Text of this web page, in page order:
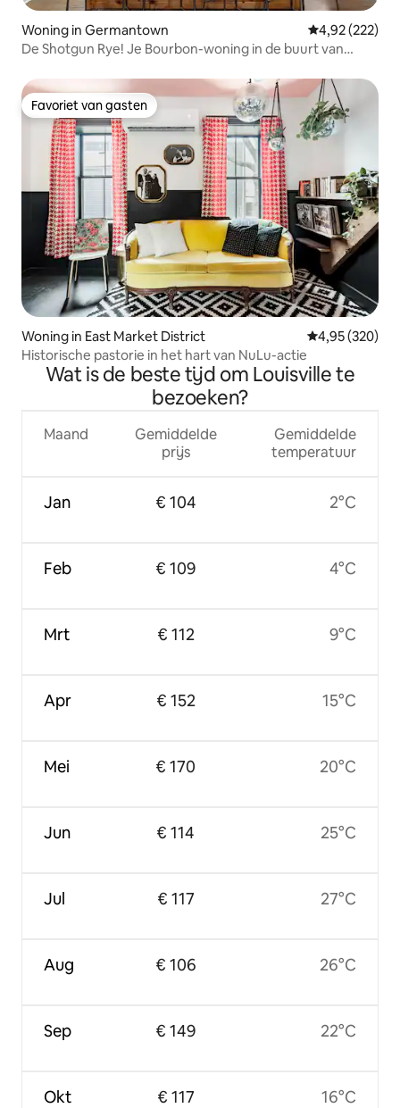
Woning in Germantown Gemiddelde
4,92 (222)
De Shotgun Rye! Je Bourbon-woning in de buurt van
Favoriet van gasten
Favoriet van gasten
Woning in East Market District Gemiddelde
4,95 (320)
Historische pastorie in het hart van NuLu-actie
Wat is de beste tijd om Louisville te
bezoeken?
Maand
Jan
Feb
Mrt
Apr
Mei
Jun
Jul
Aug
Sep
Okt
Gemiddelde
prijs
€ 104
€ 109
€ 112
€ 152
€ 170
€ 114
€ 117
€ 106
€ 149
€ 117
Gemiddelde
temperatuur
2°C
4°C
9°C
15°C
20°C
25°C
27°C
26°C
22°C
16°C